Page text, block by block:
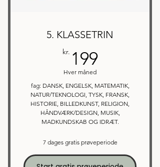
5. KLASSETRIN
kr. 199199kr.
Hver måned
fag: DANSK, ENGELSK, MATEMATIK,
NATUR/TEKNOLOGI, TYSK, FRANSK,
HISTORIE, BILLEDKUNST, RELIGION,
HÅNDVÆRK/DESIGN, MUSIK,
MADKUNDSKAB OG IDRÆT.
7 dages gratis prøveperiode